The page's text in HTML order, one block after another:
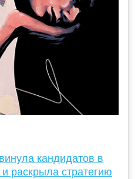
кандидатов в
раскрыла стратегию